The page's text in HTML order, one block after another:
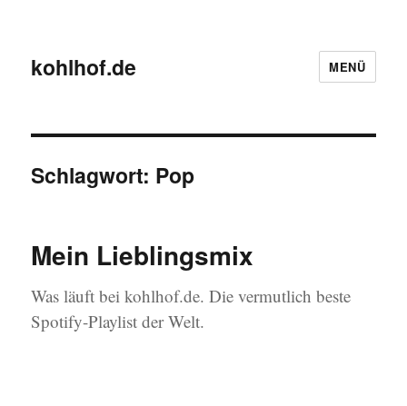
kohlhof.de MENÜ
Schlagwort: Pop
Mein Lieblingsmix
Was läuft bei kohlhof.de. Die vermutlich beste
Spotify-Playlist der Welt.